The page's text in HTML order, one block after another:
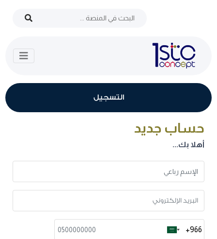
التسجيل
حساب جديد
أهلا بك...
Saudi+966